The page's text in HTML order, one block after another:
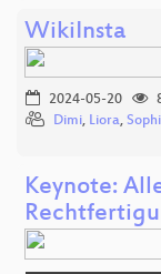
WikiInsta
2024-05-20
Dimi, Liora,
Keynote: